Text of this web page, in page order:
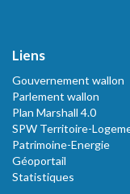
Liens
Gouvernement wallon
Parlement wallon
Plan Marshall 4.0
SPW Territoire-
Patrimoine-Energie
Géoportail
Statistiques